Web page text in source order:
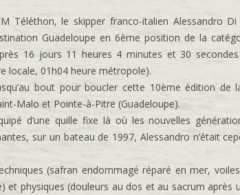
Téléthon, le skipper franco-italien Alessandro
Guadeloupe en 6ème position de la
16 jours 11 heures 4 minutes et 30
locale, 01h04 heure métropole).
bout pour boucler cette 10ème édition de
Malo et Pointe-à-Pitre (Guadeloupe).
d’une quille fixe là où les nouvelles
sur un bateau de 1997, Alessandro n’était
(safran endommagé réparé en mer,
et physiques (douleurs au dos et au sacrum après